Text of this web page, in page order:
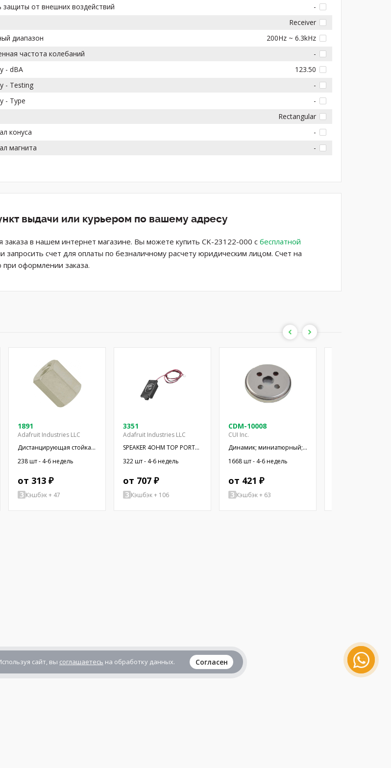
защиты от внешних воздействий
-
Receiver
диапазон
200Hz ~ 6.3kHz
частота колебаний
-
- dBA
123.50
- Testing
-
- Type
-
Rectangular
конуса
-
магнита
-
выдачи или курьером по вашему адресу
в нашем интернет магазине. Вы можете купить CK-23122-000 с бесплатной
запросить счет для оплаты по безналичному расчету юридическим лицом. Счет на
оформлении заказа.
1891
Adafruit Industries LLC
Дистанцирующая стойка с
резьбой; 6,4мм;
Внутр.резьба: UNC4-40
238 шт - 4-6 недель
от 313 ₽
Кэшбэк + 47
3351
Adafruit Industries LLC
SPEAKER 4OHM TOP PORT
OVAL RECT
322 шт - 4-6 недель
от 707 ₽
Кэшбэк + 106
CDM-10008
CUI Inc.
Динамик; миниатюрный;
300мВт; 8Ом; Ø10x2,9мм;
20кГц; Ø: 10мм; ПЭТ
1668 шт - 4-6 недель
от 421 ₽
Кэшбэк + 63
сайт, вы соглашаетесь на обработку данных. Согласен